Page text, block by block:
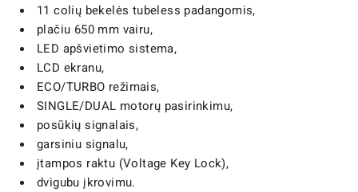
11 colių bekelės tubeless padangomis,
plačiu 650 mm vairu,
LED apšvietimo sistema,
LCD ekranu,
ECO/TURBO režimais,
SINGLE/DUAL motorų pasirinkimu,
posūkių signalais,
garsiniu signalu,
įtampos raktu (Voltage Key Lock),
dvigubu įkrovimu.